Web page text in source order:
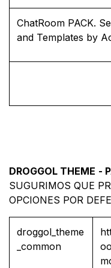
ChatRoom PACK.
and Templates by
DROGGOL THEME -
SUGURIMOS QUE
OPCIONES POR
droggol_theme
_common